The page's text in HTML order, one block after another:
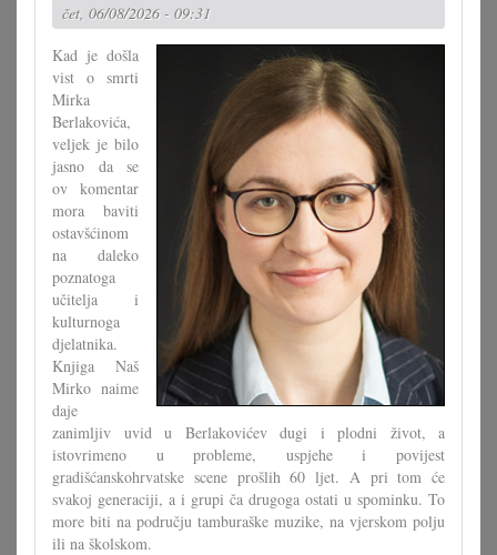
čet, 06/08/2026 - 09:31
Kad je došla
vist o smrti
Mirka
Berlakovića,
veljek je bilo
jasno da se
ov komentar
mora baviti
ostavšćinom
na daleko
poznatoga
učitelja i
kulturnoga
djelatnika.
Knjiga Naš
Mirko naime
daje
zanimljiv uvid u Berlakovićev dugi i plodni život, a
istovrimeno u probleme, uspjehe i povijest
gradišćanskohrvatske scene prošlih 60 ljet. A pri tom će
svakoj generaciji, a i grupi ča drugoga ostati u spominku. To
more biti na području tamburaške muzike, na vjerskom polju
ili na školskom.